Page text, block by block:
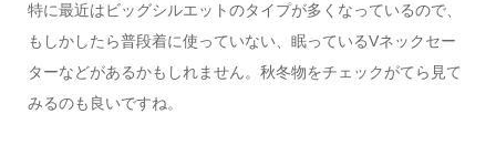
特に最近はビッグシルエットのタイプが多くなっているので、
もしかしたら普段着に使っていない、眠っているVネックセー
ターなどがあるかもしれません。秋冬物をチェックがてら見て
みるのも良いですね。